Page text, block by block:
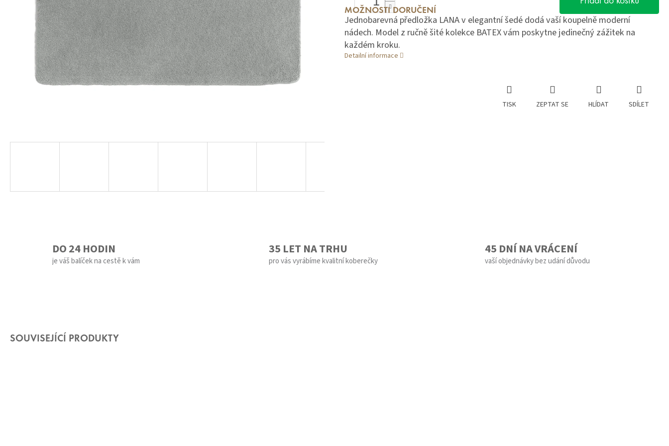
MOŽNOSTI DORUČENÍ
Jednobarevná předložka LANA v elegantní šedé dodá vaší koupelně moderní
nádech. Model z ručně šité kolekce BATEX vám poskytne jedinečný zážitek na
každém kroku.
Detailní informace
TISK ZEPTAT SE HLÍDAT SDÍLET
DO 24 HODIN
je váš balíček na cestě k vám
35 LET NA TRHU
pro vás vyrábíme kvalitní koberečky
45 DNÍ NA VRÁCENÍ
vaší objednávky bez udání důvodu
SOUVISEJÍCÍ PRODUKTY